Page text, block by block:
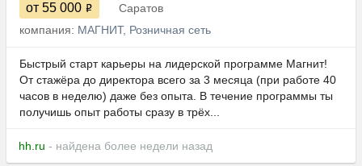
от 55 000
Саратов
компания: МАГНИТ, Розничная сеть
Быстрый старт карьеры на лидерской программе Магнит!
От стажёра до директора всего за 3 месяца (при работе 40
часов в неделю) даже без опыта. В течение программы ты
получишь опыт работы сразу в трёх...
hh.ru - найдена более недели назад